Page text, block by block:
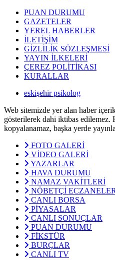
PUAN DURUMU
GAZETELER
YEREL HABERLER
İLETİŞİM
GİZLİLİK SÖZLEŞMESİ
YAYIN İLKELERİ
ÇEREZ POLİTİKASI
KURALLAR
eskişehir psikolog
Web sitemizde yer alan haber
gösterilerek dahi iktibas edilemez.
kopyalanamaz, başka yerde
FOTO GALERİ
VİDEO GALERİ
YAZARLAR
HAVA DURUMU
NAMAZ VAKİTLERİ
NÖBETÇİ ECZANELER
CANLI BORSA
PİYASALAR
CANLI SONUÇLAR
PUAN DURUMU
FİKSTÜR
BURÇLAR
CANLI TV